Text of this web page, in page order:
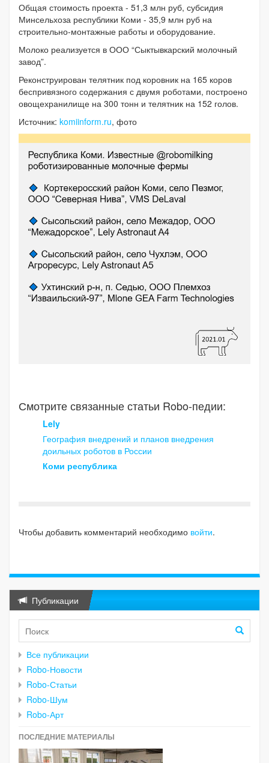
Общая стоимость проекта - 51,3 млн руб, субсидия
Минсельхоза республики Коми - 35,9 млн руб на
строительно-монтажные работы и оборудование.
Молоко реализуется в ООО “Сыктывкарский молочный
завод”.
Реконструирован телятник под коровник на 165 коров
беспривязного содержания с двумя роботами, построено
овощехранилище на 300 тонн и телятник на 152 голов.
Источник: komiinform.ru, фото
Смотрите связанные статьи Robo-педии:
Lely
География внедрений и планов внедрения
доильных роботов в России
Коми республика
Чтобы добавить комментарий необходимо войти.
Публикации
Все публикации
Robo-Новости
Robo-Статьи
Robo-Шум
Robo-Арт
ПОСЛЕДНИЕ МАТЕРИАЛЫ